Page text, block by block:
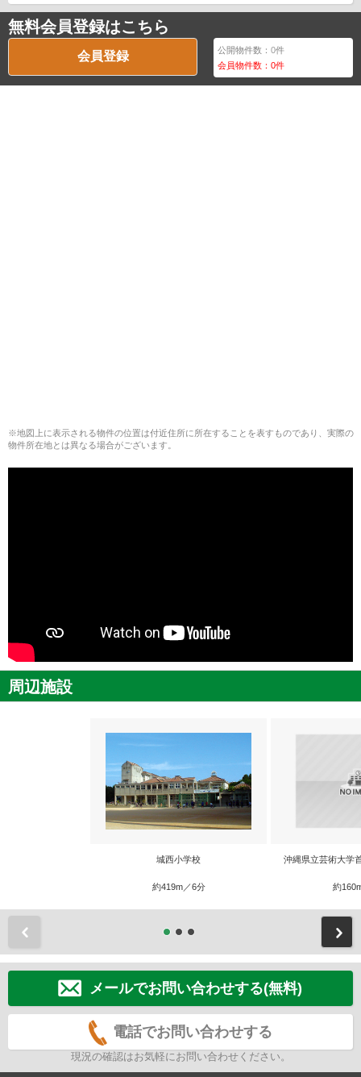
無料会員登録はこちら
会員登録 公開物件数：0件
会員物件数：0件
※地図上に表示される物件の位置は付近住所に所在することを表すものであり、実際の
物件所在地とは異なる場合がございます。
周辺施設
城西小学校
約419m／6分
沖縄県立芸術大学
約
メールでお問い合わせする(無料)
電話でお問い合わせする
現況の確認はお気軽にお問い合わせください。